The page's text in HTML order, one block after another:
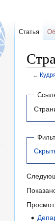
←
Перейти
Перейти
поиску
Статья